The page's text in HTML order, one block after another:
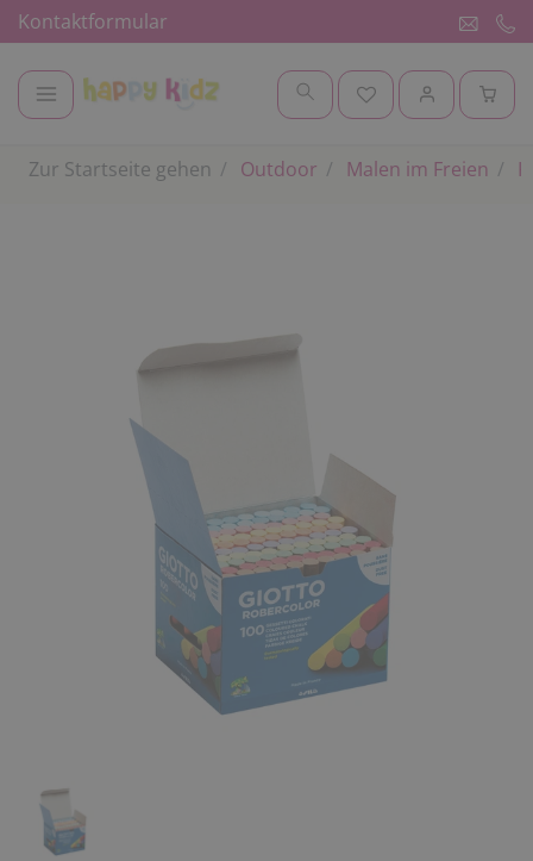
Kontaktformular
Zur Startseite gehen Outdoor Malen im Freien